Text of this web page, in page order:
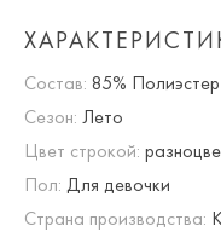
Состав: 85%
Сезон: Лето
Цвет строкой:
Пол: Для девочки
Страна производства: